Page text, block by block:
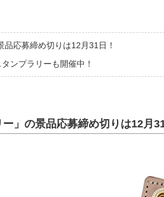
品応募締め切りは12月31日！
ンプラリーも開催中！
」の景品応募締め切りは12月